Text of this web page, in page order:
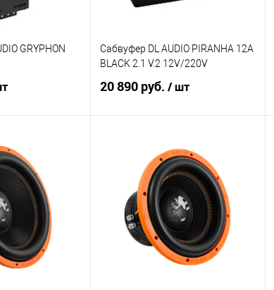
GRYPHON
В избранное
Сабвуфер DL AUDIO PIRANHA 12A
BLACK 2.1 V.2 12V/220V
20 890 руб. / шт
Сравнение В избранное